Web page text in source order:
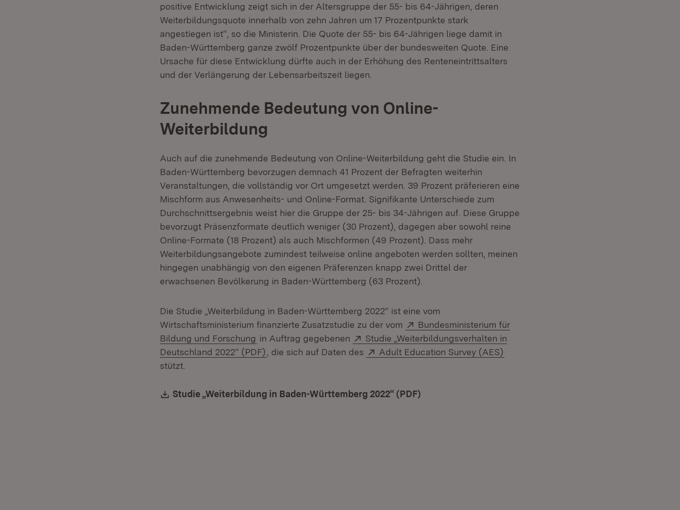
positive Entwicklung zeigt sich in der Altersgruppe der 55- bis 64-Jährigen, deren
Weiterbildungsquote innerhalb von zehn Jahren um 17 Prozentpunkte stark
angestiegen ist“, so die Ministerin. Die Quote der 55- bis 64-Jährigen liege damit in
Baden-Württemberg ganze zwölf Prozentpunkte über der bundesweiten Quote. Eine
Ursache für diese Entwicklung dürfte auch in der Erhöhung des Renteneintrittsalters
und der Verlängerung der Lebensarbeitszeit liegen.
Zunehmende Bedeutung von Online-
Weiterbildung
Auch auf die zunehmende Bedeutung von Online-Weiterbildung geht die Studie ein. In
Baden-Württemberg bevorzugen demnach 41 Prozent der Befragten weiterhin
Veranstaltungen, die vollständig vor Ort umgesetzt werden. 39 Prozent präferieren eine
Mischform aus Anwesenheits- und Online-Format. Signifikante Unterschiede zum
Durchschnittsergebnis weist hier die Gruppe der 25- bis 34-Jährigen auf. Diese Gruppe
bevorzugt Präsenzformate deutlich weniger (30 Prozent), dagegen aber sowohl reine
Online-Formate (18 Prozent) als auch Mischformen (49 Prozent). Dass mehr
Weiterbildungsangebote zumindest teilweise online angeboten werden sollten, meinen
hingegen unabhängig von den eigenen Präferenzen knapp zwei Drittel der
erwachsenen Bevölkerung in Baden-Württemberg (63 Prozent).
Die Studie „Weiterbildung in Baden-Württemberg 2022“ ist eine vom
Wirtschaftsministerium finanzierte Zusatzstudie zu der vom
Extern:
Bundesministerium für
Bildung und Forschung (Öffnet in neuem Fenster)
in Auftrag gegebenen Extern:
Studie „Weiterbildungsverhalten in
Deutschland 2022“ (PDF) (Öffnet in neuem Fenster)
, die sich auf Daten des Extern:
Adult Education Survey (AES)
stützt.
Download:
Studie „Weiterbildung in Baden-Württemberg 2022“ (PDF)